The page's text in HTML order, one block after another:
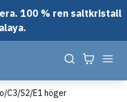
100 % ren saltkristall
C3/S2/E1 höger